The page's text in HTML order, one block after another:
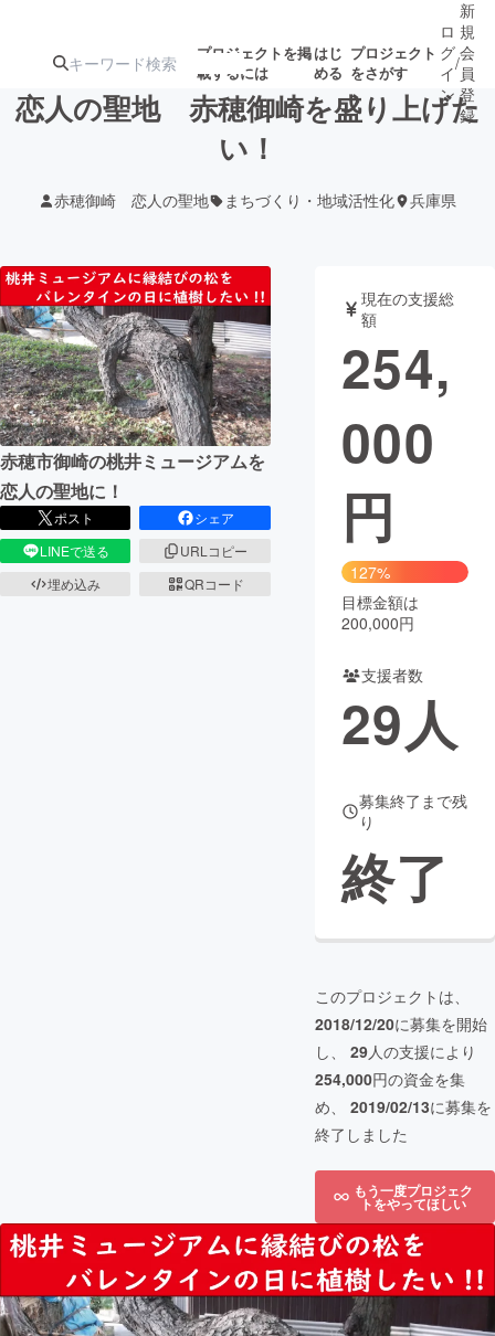
プロジェクトを掲
載するには
はじ
める
プロジェクト
をさがす
人気のプロ
ジェクト
注目のリ
ターン
注目の新着プロ
ジェクト
募集終了が近いプ
ロジェクト
もうすぐ公開
されます
アート・写真 音楽
テクノロジー・ガジェット ゲーム・サ
映像・映画
ビジネス・起業
まちづくり・地域活性化
CAMPFIRE Creation
コミュニティ
ロ
グ
イ
ン
/
新
規
会
員
登
録
恋人の聖地 赤穂御崎を盛り上げた
い！
赤穂御崎 恋人の聖地 まちづくり・地域活性化 兵庫県
赤穂市御崎の桃井ミュージアムを
恋人の聖地に！
ポスト
シェア
LINEで送る
URLコピー
埋め込み
QRコード
現在の支援総
額
254,
000
円
127%
目標金額は
200,000円
支援者数
29人
募集終了まで残
り
終了
このプロジェクトは、
2018/12/20に募集を開始
し、 29人の支援により
254,000円の資金を集
め、 2019/02/13に募集を
終了しました
もう一度プロジェク
トをやってほしい